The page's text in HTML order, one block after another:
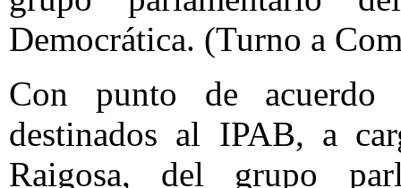
Democrática. (Turno a
Con punto de
destinados al IPAB, a
Raigosa, del grupo